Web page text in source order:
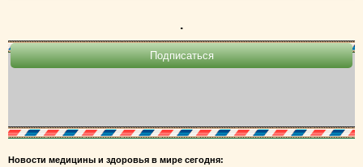
.
Новости медицины и здоровья в мире сегодня: